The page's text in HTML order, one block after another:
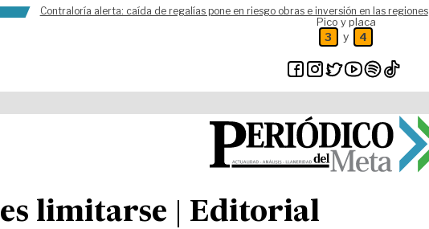
Contraloría alerta: caída de regalías pone en riesgo obras e inversión en las regiones
Pico y placa
3 y 4
limitarse | Editorial